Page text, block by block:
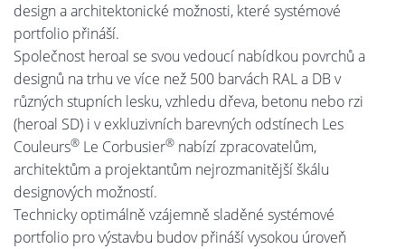
design a architektonické možnosti, které systémové
portfolio přináší.
Společnost heroal se svou vedoucí nabídkou povrchů a
designů na trhu ve více než 500 barvách RAL a DB v
různých stupních lesku, vzhledu dřeva, betonu nebo rzi
(heroal SD) i v exkluzivních barevných odstínech Les
Couleurs® Le Corbusier® nabízí zpracovatelům,
architektům a projektantům nejrozmanitější škálu
designových možností.
Technicky optimálně vzájemně sladěné systémové
portfolio pro výstavbu budov přináší vysokou úroveň